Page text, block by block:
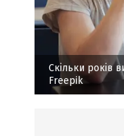
Скільки років
Freepik